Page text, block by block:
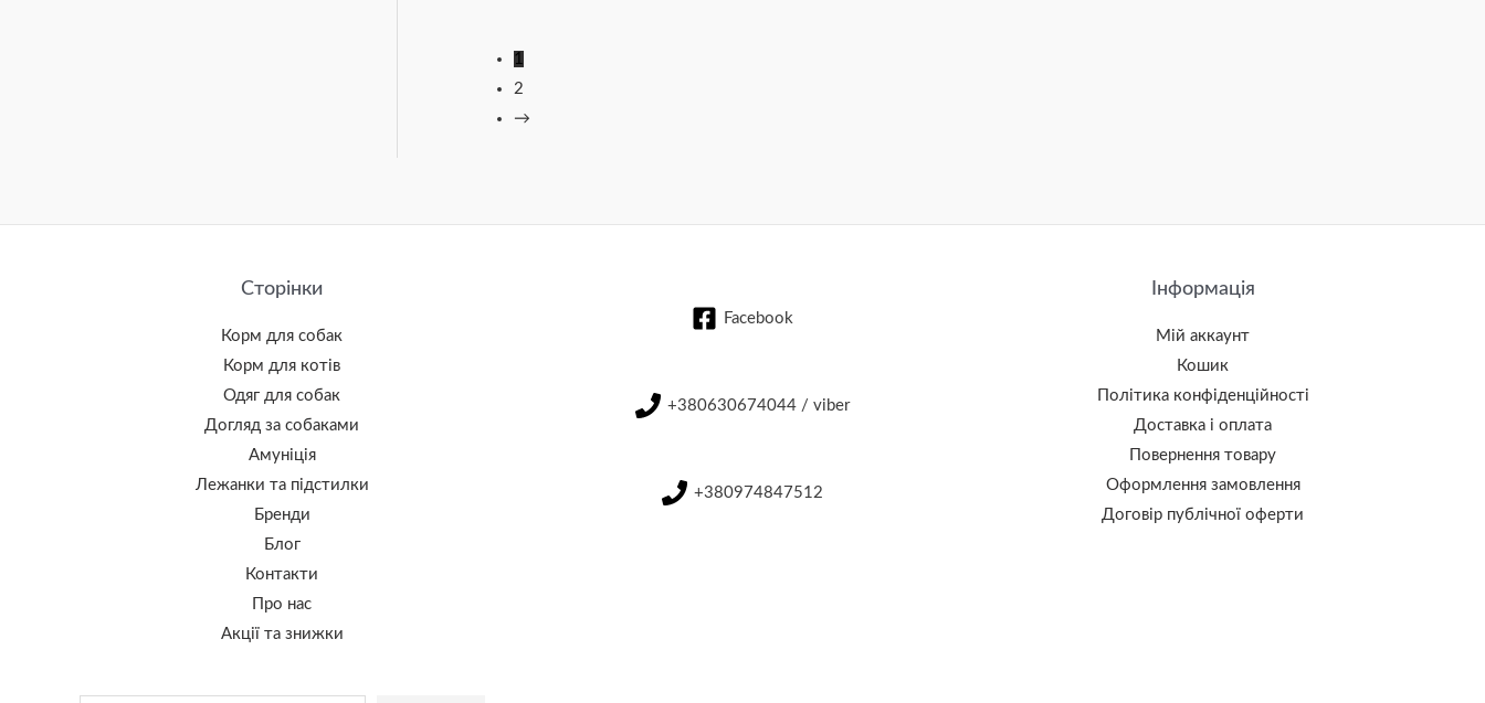
1
2
→
Сторінки
Корм для собак
Корм для котів
Одяг для собак
Догляд за собаками
Амуніція
Лежанки та підстилки
Бренди
Блог
Контакти
Про нас
Акції та знижки
Facebook
+380630674044 / viber
+380974847512
Інформація
Мій аккаунт
Кошик
Політика конфіденційності
Доставка і оплата
Повернення товару
Оформлення замовлення
Договір публічної оферти